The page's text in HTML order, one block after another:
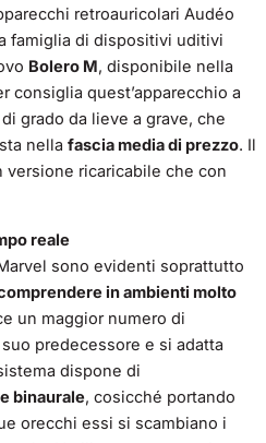
retroauricolari Audéo
famiglia di dispositivi uditivi
Bolero M, disponibile nella
consiglia quest’apparecchio a
grado da lieve a grave, che
nella fascia media di prezzo. Il
ricaricabile che con
reale
sono evidenti soprattutto
in ambienti molto
un maggior numero di
predecessore e si adatta
dispone di
binaurale, cosicché portando
orecchi essi si scambiano i